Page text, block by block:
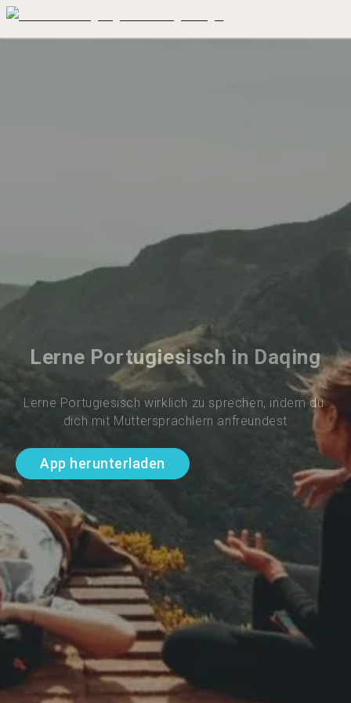
Lerne Portugiesisch in Daqing
Lerne Portugiesisch wirklich zu sprechen, indem du
dich mit Muttersprachlern anfreundest
App herunterladen